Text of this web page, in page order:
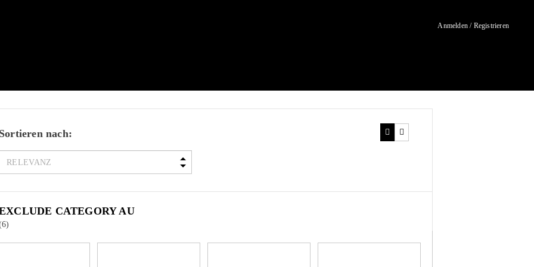
Anmelden / Registrieren
Sortieren nach:
CATEGORY AU